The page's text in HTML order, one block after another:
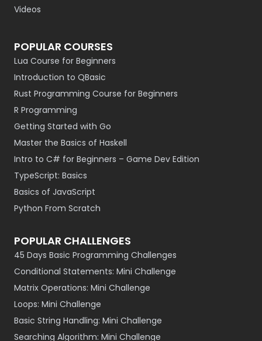
Videos
POPULAR COURSES
Lua Course for Beginners
Introduction to QBasic
Rust Programming Course for Beginners
R Programming
Getting Started with Go
Master the Basics of Haskell
Intro to C# for Beginners – Game Dev Edition
TypeScript: Basics
Basics of JavaScript
Python From Scratch
POPULAR CHALLENGES
45 Days Basic Programming Challenges
Conditional Statements: Mini Challenge
Matrix Operations: Mini Challenge
Loops: Mini Challenge
Basic String Handling: Mini Challenge
Searching Algorithm: Mini Challenge